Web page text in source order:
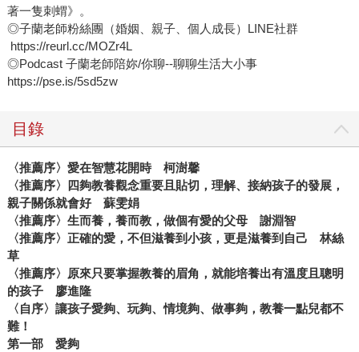
著一隻刺蝟》。
◎子蘭老師粉絲團（婚姻、親子、個人成長）LINE社群
https://reurl.cc/MOZr4L
◎Podcast 子蘭老師陪妳/你聊--聊聊生活大小事
https://pse.is/5sd5zw
目錄
〈推薦序〉愛在智慧花開時 柯澍馨
〈推薦序〉四夠教養觀念重要且貼切，理解、接納孩子的發展，
親子關係就會好 蘇雯娟
〈推薦序〉生而養，養而教，做個有愛的父母 謝淵智
〈推薦序〉正確的愛，不但滋養到小孩，更是滋養到自己 林絲
草
〈推薦序〉原來只要掌握教養的眉角，就能培養出有溫度且聰明
的孩子 廖進隆
〈自序〉讓孩子愛夠、玩夠、情境夠、做事夠，教養一點兒都不
難！
第一部 愛夠